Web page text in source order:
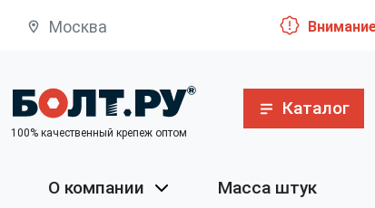
Москва
100% качественный крепеж оптом
Каталог
О компании Масса штук